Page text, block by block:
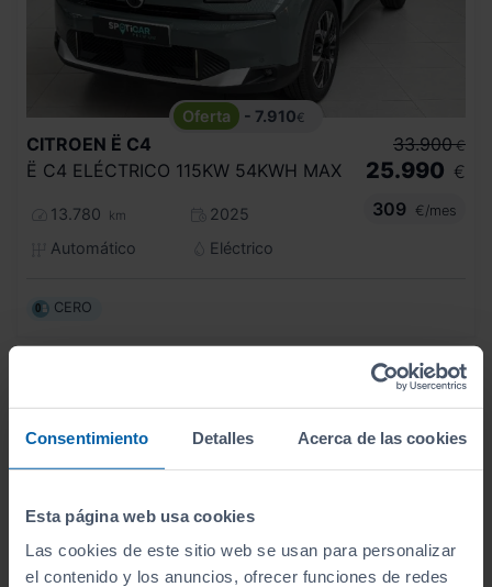
Consentimiento Detalles Acerca de las cookies
Esta página web usa cookies
Las cookies de este sitio web se usan para personalizar
el contenido y los anuncios, ofrecer funciones de redes
- 7.910€
CITROEN Ë C4
Ë C4 ELÉCTRICO 115KW 54KWH MAX
13.780 km
2025
Automático
Eléctrico
33.900 €
25.990 €
309
€/mes
CERO